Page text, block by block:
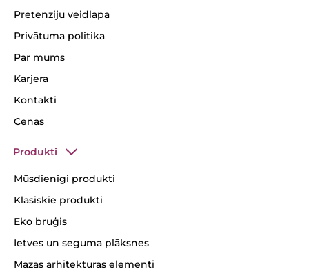
Pretenziju veidlapa
Privātuma politika
Par mums
Karjera
Kontakti
Cenas
Produkti
Mūsdienīgi produkti
Klasiskie produkti
Eko bruģis
Ietves un seguma plāksnes
Mazās arhitektūras elementi